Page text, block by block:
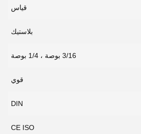
قياس
بلاستيك
3/16 بوصة ، 1/4 بوصة
قوي
DIN
CE ISO